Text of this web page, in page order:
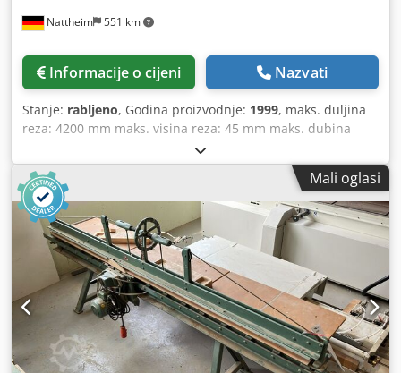
Nattheim 551 km
Informacije o cijeni Nazvati
Stanje: rabljeno, Godina proizvodnje: 1999, maks. duljina
reza: 4200 mm maks. visina reza: 45 mm maks. dubina
reza: 515 mm promjer oštrice: 180 mm pomak stezne
grede: pneumatski sustav graničnika: prikaz graničnika
odvodni kanal: da usisavanje: vanjsko usisavanje Dkjdozhu
Agjpfx Anzer način dovođenja: ručni glodalo za spojne
rubove: s oštricom obloženom dijamantima (dodatni rez)
vrsta stroja: stacionarni težina, otprilike: 950 kg dimenzije:
5400 x 1180 x 160 mm snaga motora: 2,2 kW promjer
odvodne cijevi: 80 mm mjesto skladištenja: Nattheim
Mali oglasi